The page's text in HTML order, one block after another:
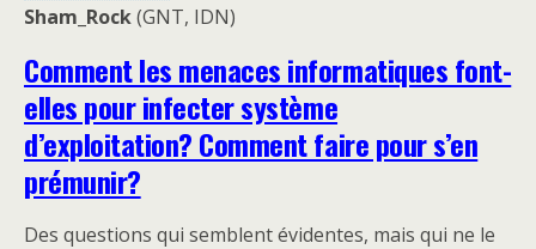
Sham_Rock(GNT, IDN)
Comment les menaces informatiques font-
elles pour infecter système
d’exploitation? Comment faire pour s’en
prémunir?
Des questions qui semblent évidentes, mais qui ne le